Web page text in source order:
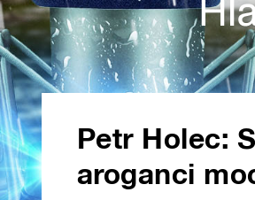
Petr Holec:
aroganci